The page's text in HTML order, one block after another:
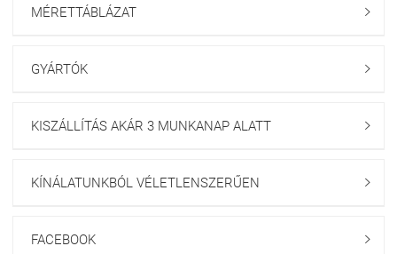
MÉRETTÁBLÁZAT 
GYÁRTÓK 
KISZÁLLÍTÁS AKÁR 3 MUNKANAP ALATT 
KÍNÁLATUNKBÓL VÉLETLENSZERŰEN 
FACEBOOK 